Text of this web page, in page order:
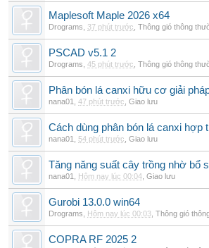
Maplesoft Maple 2026 x64
Drograms 37 phút trước Thông gió thông
PSCAD v5.1 2
Drograms 45 phút trước Thông gió thông
Phân bón lá canxi hữu cơ giải
nana01 47 phút trước Giao lưu
Cách dùng phân bón lá canxi hợp
nana01 54 phút trước Giao lưu
Tăng năng suất cây trồng nhờ bổ
nana01 Hôm nay lúc 00:04 Giao lưu
Gurobi 13.0.0 win64
Drograms Hôm nay lúc 00:03 Thông gió
COPRA RF 2025 2